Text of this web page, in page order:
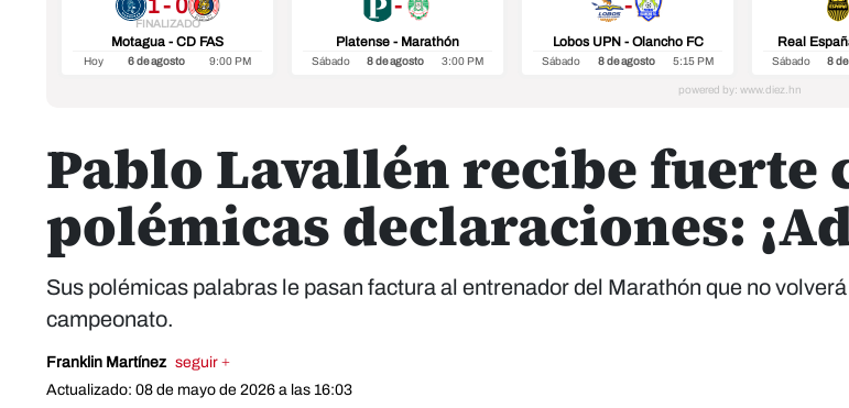
1 - 0
FINALIZADO
Motagua - CD FAS
Hoy 6 de agosto 9:00 PM
-
Platense - Marathón
Sábado 8 de agosto 3:00 PM
-
Lobos UPN - Olancho FC
Sábado 8 de agosto 5:15 PM
Real
Sábado 8
Pablo Lavallén recibe fuerte
polémicas declaraciones:
Sus polémicas palabras le pasan factura al entrenador del Marathón que no
campeonato.
Franklin Martínez seguir +
Actualizado: 08 de mayo de 2026 a las 16:03